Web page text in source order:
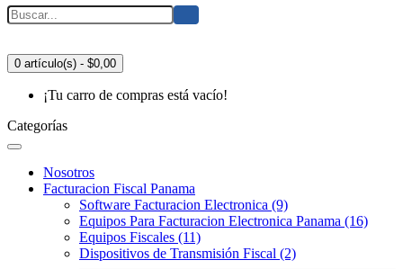
0 artículo(s) - $0,00
¡Tu carro de compras está vacío!
Categorías
Nosotros
Facturacion Fiscal Panama
Software Facturacion Electronica (9)
Equipos Para Facturacion Electronica Panama (16)
Equipos Fiscales (11)
Dispositivos de Transmisión Fiscal (2)